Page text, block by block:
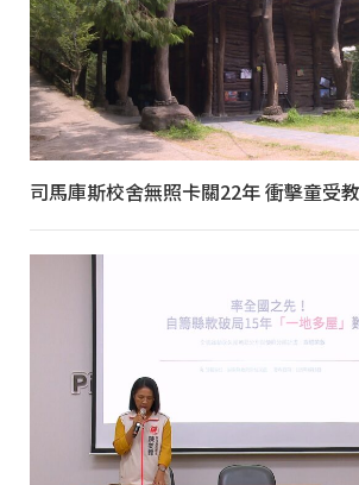
司馬庫斯校舍無照卡關22年 衝擊童受